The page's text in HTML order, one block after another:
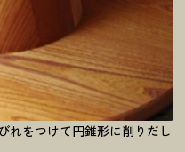
れをつけて円錐形に削りだし